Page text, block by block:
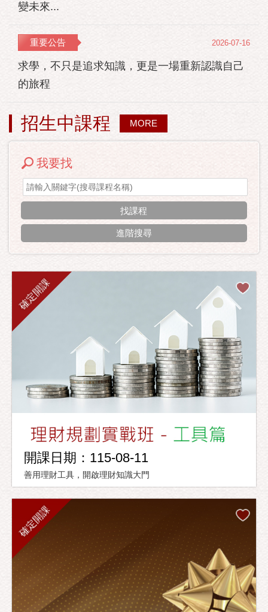
變未來...
重要公告
求學，不只是追求知識，更是一場重新認識自己
的旅程
2026-07-16
招生中課程 MORE
我要找
進階搜尋
確定開課
開課日期：115-08-11
善用理財工具，開啟理財知識大門
確定開課